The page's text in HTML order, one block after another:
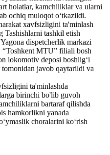
holatlar, kamchiliklar va ularni
ochiq muloqot oʻtkazildi.
xavfsizligini ta'minlash
Tashishlarni tashkil etish
dispetcherlik markazi
“Toshkent MTU” filiali bosh
lokomotiv deposi boshligʻi
javob qaytarildi va
ta'minlashda
birinchi bo'lib guvoh
bartaraf qilishda
hamkorlikni yanada
choralarini koʻrish